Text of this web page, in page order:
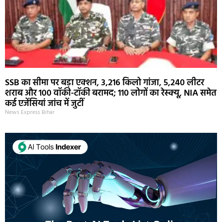
SSB का सीमा पर बड़ा एक्शन, 3,216 किलो गांजा, 5,240 लीटर
शराब और 100 वॉकी-टॉकी बरामद; 110 लोगों का रेस्क्यू, NIA समेत
कई एजेंसियां जांच में जुटीं
News Express Bihar